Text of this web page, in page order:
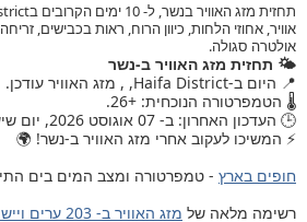
אוויר, אחוזי הלחות, כיוון הרוח, ראות בכבישים,
אולטרה סגולה.
🌤️ תחזית מזג האוויר ב-נשר
📍 היום ב-Haifa District, , מזג האוויר עודכן.
🌡️ הטמפרטורה הנוכחית: +26.
🕒 העדכון האחרון: ב- 07 אוגוסט 2026, יום שישי, 06:00.
⚡ המשיכו לעקוב אחרי מזג האוויר ב-נשר! 🌍
חופים בארץ - טמפרטורה ומצב המים בים
רשימה מלאה של